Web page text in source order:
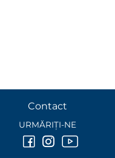
Contact
URMĂRIȚI-NE